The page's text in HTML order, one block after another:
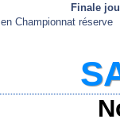
Finale
en Championnat réserve